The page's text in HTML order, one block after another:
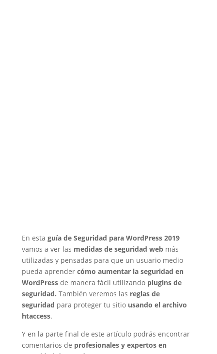
En esta guía de Seguridad para WordPress 2019
vamos a ver las medidas de seguridad webmás
utilizadas y pensadas para que un usuario medio
pueda aprender cómo aumentar la seguridad en
WordPress de manera fácil utilizandoplugins de
seguridad. También veremos las reglas de
seguridad para proteger tu sitio usando el archivo
htaccess.
Y en la parte final de este artículo podrás encontrar
comentarios de profesionales y expertos en